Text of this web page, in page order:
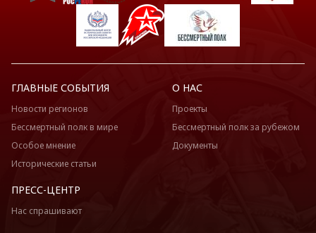
ГЛАВНЫЕ СОБЫТИЯ
Новости регионов
Бессмертный полк в мире
Особое мнение
Исторические статьи
О НАС
Проекты
Бессмертный полк за рубежом
Документы
ПРЕСС-ЦЕНТР
Нас спрашивают